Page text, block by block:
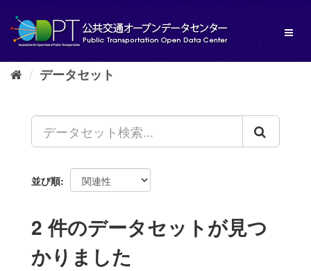
し
データセット
並び順
2 件のデータセットが見つ
かりました